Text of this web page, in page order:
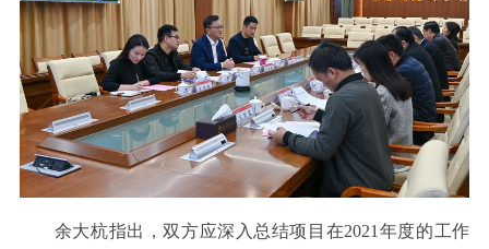
余大杭指出，双方应深入总结项目在2021年度的工作